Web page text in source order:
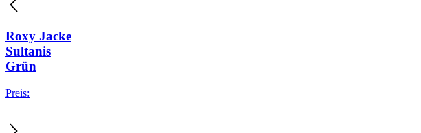
Roxy Jacke
Sultanis
Grün
Preis: